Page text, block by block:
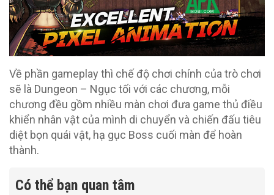
Về phần gameplay thì chế độ chơi chính của trò chơi
sẽ là Dungeon – Ngục tối với các chương, mỗi
chương đều gồm nhiều màn chơi đưa game thủ điều
khiển nhân vật của mình di chuyển và chiến đấu tiêu
diệt bọn quái vật, hạ gục Boss cuối màn để hoàn
thành.
Có thể bạn quan tâm